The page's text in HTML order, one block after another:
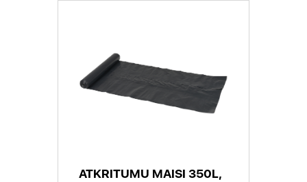
ATKRITUMU MAISI 350L,